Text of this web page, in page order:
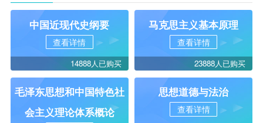
中国近现代史纲要
查看详情
14888人已购买
马克思主义基本原理
查看详情
23888人已购买
毛泽东思想和中国特色社
会主义理论体系概论
思想道德与法治
查看详情